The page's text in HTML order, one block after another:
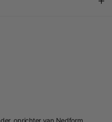
oprichter van Nedform